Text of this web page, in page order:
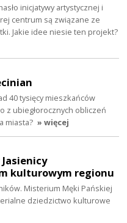
inicjatywy artystycznej i
centrum są związane ze
Jakie idee niesie ten projekt?
40 tysięcy mieszkańców
z ubiegłorocznych obliczeń
miasta? » więcej
kulturowym regionu
Misterium Męki Pańskiej
dziedzictwo kulturowe